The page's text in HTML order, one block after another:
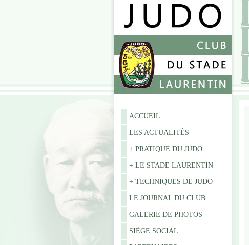
ACCUEIL
LES ACTUALITÉS
+ PRATIQUE DU JUDO
+ LE STADE LAURENTIN
+ TECHNIQUES DE JUDO
LE JOURNAL DU CLUB
GALERIE DE PHOTOS
SIÈGE SOCIAL